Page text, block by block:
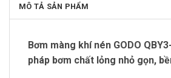
MÔ TẢ SẢN PHẨM
Bơm màng khí nén GODO
pháp bơm chất lỏng nhỏ gọn,